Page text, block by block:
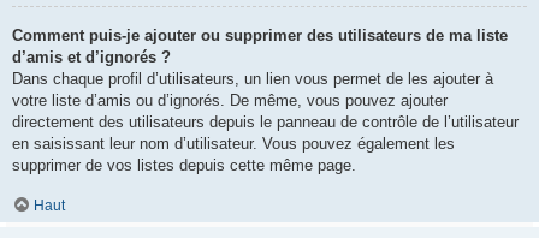
Comment puis-je ajouter ou supprimer des utilisateurs de ma liste
d’amis et d’ignorés ?
Dans chaque profil d’utilisateurs, un lien vous permet de les ajouter à
votre liste d’amis ou d’ignorés. De même, vous pouvez ajouter
directement des utilisateurs depuis le panneau de contrôle de l’utilisateur
en saisissant leur nom d’utilisateur. Vous pouvez également les
supprimer de vos listes depuis cette même page.
Haut